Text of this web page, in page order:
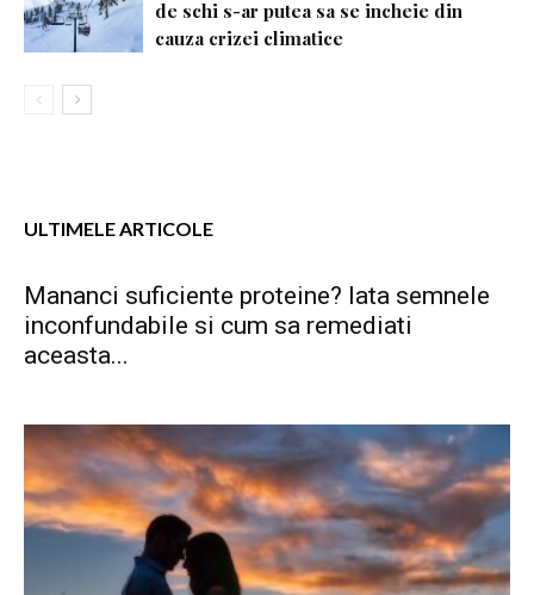
de schi s-ar putea sa se incheie din
cauza crizei climatice
ULTIMELE ARTICOLE
Mananci suficiente proteine? Iata semnele
inconfundabile si cum sa remediati
aceasta...